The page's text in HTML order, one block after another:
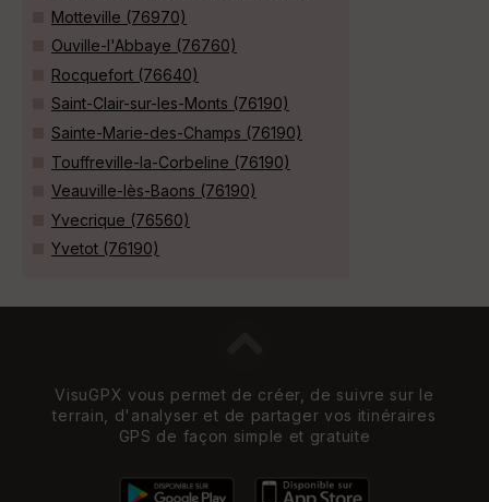
Motteville (76970)
Ouville-l'Abbaye (76760)
Rocquefort (76640)
Saint-Clair-sur-les-Monts (76190)
Sainte-Marie-des-Champs (76190)
Touffreville-la-Corbeline (76190)
Veauville-lès-Baons (76190)
Yvecrique (76560)
Yvetot (76190)
VisuGPX vous permet de créer, de suivre sur le
terrain, d'analyser et de partager vos itinéraires
GPS de façon simple et gratuite